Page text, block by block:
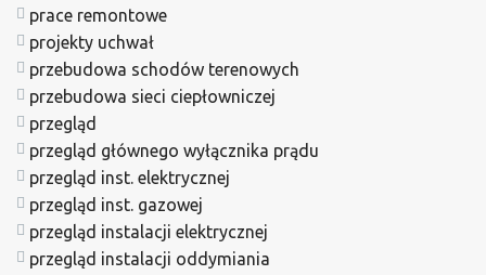
prace remontowe
projekty uchwał
przebudowa schodów terenowych
przebudowa sieci ciepłowniczej
przegląd
przegląd głównego wyłącznika prądu
przegląd inst. elektrycznej
przegląd inst. gazowej
przegląd instalacji elektrycznej
przegląd instalacji oddymiania